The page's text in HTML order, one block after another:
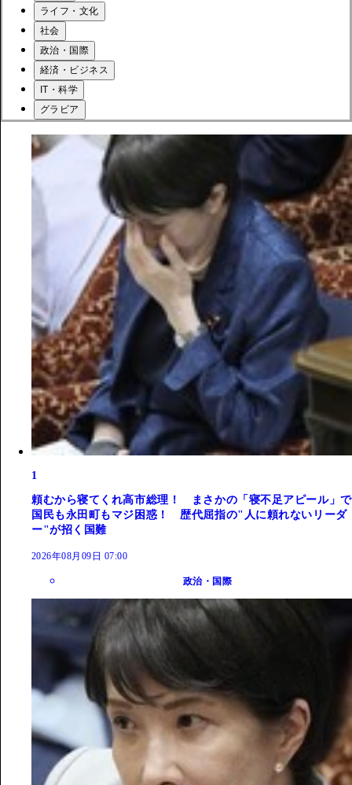
ライフ・文化
社会
政治・国際
経済・ビジネス
IT・科学
グラビア
1
頼むから寝てくれ高市総理！ まさかの「寝不足アピール」で
国民も永田町もマジ困惑！ 歴代屈指の"人に頼れないリーダ
ー"が招く国難
2026年08月09日 07:00
政治・国際